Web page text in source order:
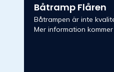
Båtramp Flåren
Båtrampen är inte
Mer information kommer